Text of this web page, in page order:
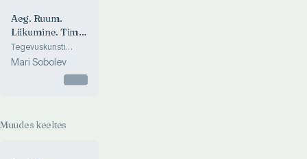
Aeg. Ruum.
Liikumine. Time.
Space.
Movement
Tegevuskunsti
festival Paides 15.
juunil 2002.
Mari Sobolev
Muudes keeltes